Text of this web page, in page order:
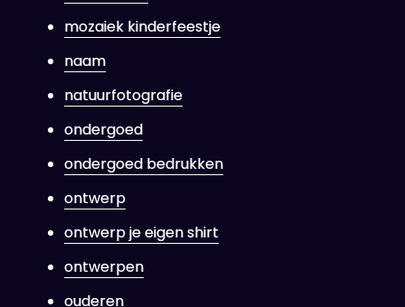
mozaiek kinderfeestje
naam
natuurfotografie
ondergoed
ondergoed bedrukken
ontwerp
ontwerp je eigen shirt
ontwerpen
ouderen